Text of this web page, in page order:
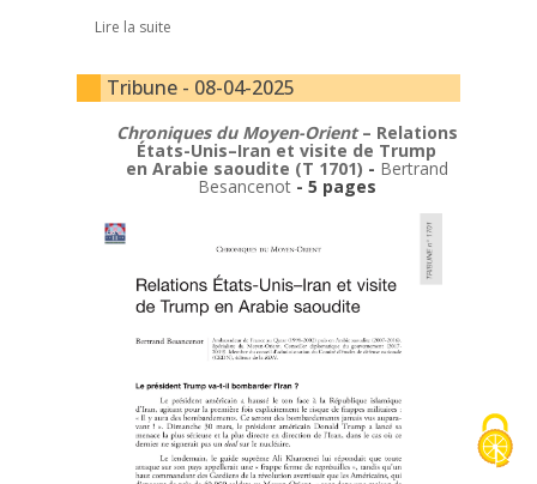
Lire la suite
Tribune - 08-04-2025
Chroniques du Moyen-Orient– Relations
États-Unis–Iran et visite de Trump
en Arabie saoudite (T 1701) - Bertrand
Besancenot- 5 pages